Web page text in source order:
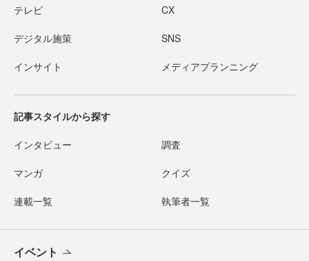
テレビ CX
デジタル施策 SNS
インサイト メディアプランニング
記事スタイルから探す
インタビュー 調査
マンガ クイズ
連載一覧 執筆者一覧
イベント